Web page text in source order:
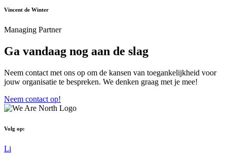
Vincent de Winter
Managing Partner
Ga vandaag nog aan de slag
Neem contact met ons op om de kansen van toegankelijkheid voor
jouw organisatie te bespreken. We denken graag met je mee!
Neem contact op!
Volg op:
Li